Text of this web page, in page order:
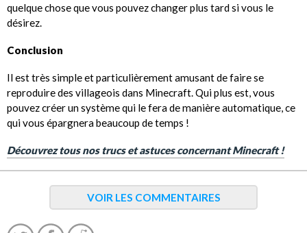
quelque chose que vous pouvez changer plus tard si vous le
désirez.
Conclusion
Il est très simple et particulièrement amusant de faire se
reproduire des villageois dans Minecraft. Qui plus est, vous
pouvez créer un système qui le fera de manière automatique, ce
qui vous épargnera beaucoup de temps !
Découvrez tous nos trucs et astuces concernant Minecraft !
VOIR LES COMMENTAIRES